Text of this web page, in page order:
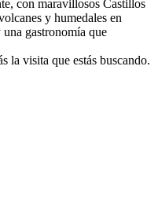
con maravillosos Castillos
y humedales en
gastronomía que
la visita que estás buscando.